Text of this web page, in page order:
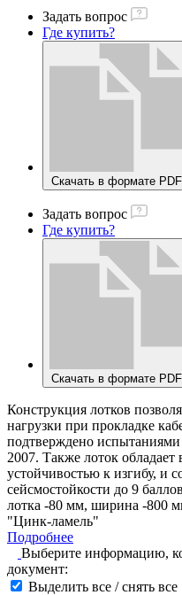
Задать вопрос
Где купить?
Скачать в формате PDF
Задать вопрос
Где купить?
Скачать в формате PDF
Конструкция лотков
нагрузки при прокладке
подтверждено
2007. Также лоток
устойчивостью к изгибу, и
сейсмостойкости до 9
лотка -80 мм, ширина -800
"Цинк-ламель"
Подробнее
Выберите информацию,
документ:
Выделить все / снять все